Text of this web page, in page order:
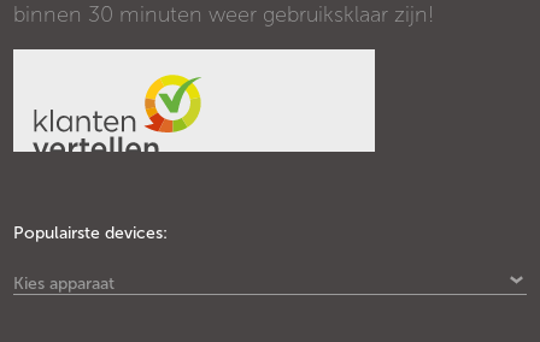
binnen 30 minuten weer gebruiksklaar zijn!
Populairste devices:
Kies apparaat